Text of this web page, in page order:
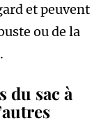
et peuvent
ou de la
du sac à